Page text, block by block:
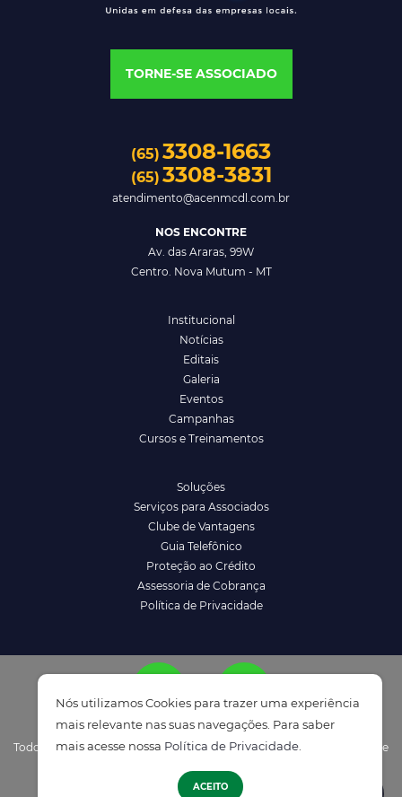
Nós utilizamos Cookies para trazer uma experiência
mais relevante nas suas navegações. Para saber
mais acesse nossa Política de Privacidade.
ACEITO
ATENDIMENTO
TORNE-SE ASSOCIADO
(65) 3308-1663
(65) 3308-3831
atendimento@acenmcdl.com.br
NOS ENCONTRE
Av. das Araras, 99W
Centro. Nova Mutum - MT
Institucional
Notícias
Editais
Galeria
Eventos
Campanhas
Cursos e Treinamentos
Soluções
Serviços para Associados
Clube de Vantagens
Guia Telefônico
Proteção ao Crédito
Assessoria de Cobrança
Política de Privacidade
Todos os direitos reservados à ACENM/CDL - Política de Privacidade e